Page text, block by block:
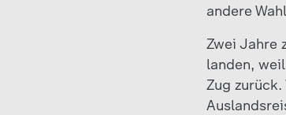
andere
Zwei Jahre
landen,
Zug